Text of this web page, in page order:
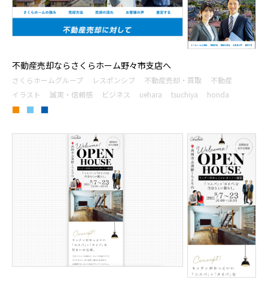
不動産売却ならさくらホーム野々市支店へ
さくらホームグループ レスポンシブ 不動産売却・買取
不動産
イラスト
誠実・信頼感 ビジネス uehara tsuchiya honda
■ ■ ■